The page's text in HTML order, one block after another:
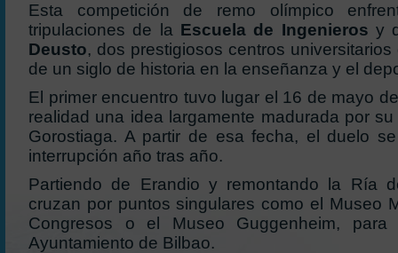
Esta competición de remo olímpico
tripulaciones de la Escuela de Ingenieros y
Deusto, dos prestigiosos centros
de un siglo de historia en la enseñanza y el
El primer encuentro tuvo lugar el 16 de mayo
realidad una idea largamente madurada por
Gorostiaga. A partir de esa fecha, el duelo
interrupción año tras año.
Partiendo de Erandio y remontando la Ría
cruzan por puntos singulares como el Museo
Congresos o el Museo Guggenheim, para
Ayuntamiento de Bilbao.